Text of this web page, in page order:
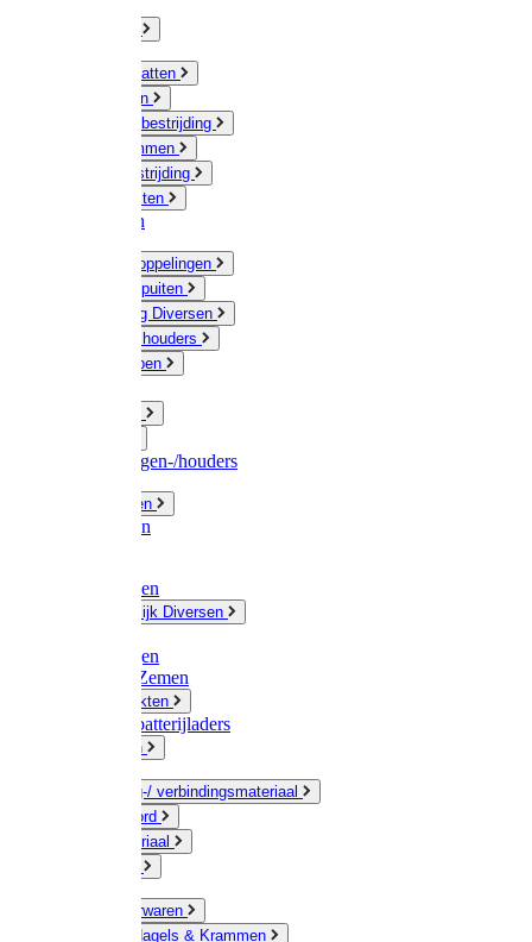
Muizen / Ratten
Drukspuiten
Ongediertebestrijding
Mollenklemmen
Onkruidbestrijding
Vliegenkasten
Meststoffen
Messing koppelingen
Gieters / Spuiten
Besproeiing Diversen
Slangen & houders
Waterpompen
Slangenwagen-/houders
Olie / Vetten
Chemicalien
Plasticzakken
Huishoudelijk Diversen
Zaksluitingen
Sponzen / Zemen
Zeepprodukten
Batterij & batterijladers
Zaklampen
Verpakking-/ verbindingsmateriaal
Touw / Koord
Afdekmateriaal
Kleine ijzerwaren
Spijkers, Nagels & Krammen